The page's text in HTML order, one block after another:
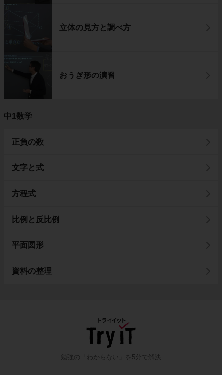
立体の見方と調べ方
おうぎ形の演習
中1数学
正負の数
文字と式
方程式
比例と反比例
平面図形
資料の整理
勉強の「わからない」を5分で解決